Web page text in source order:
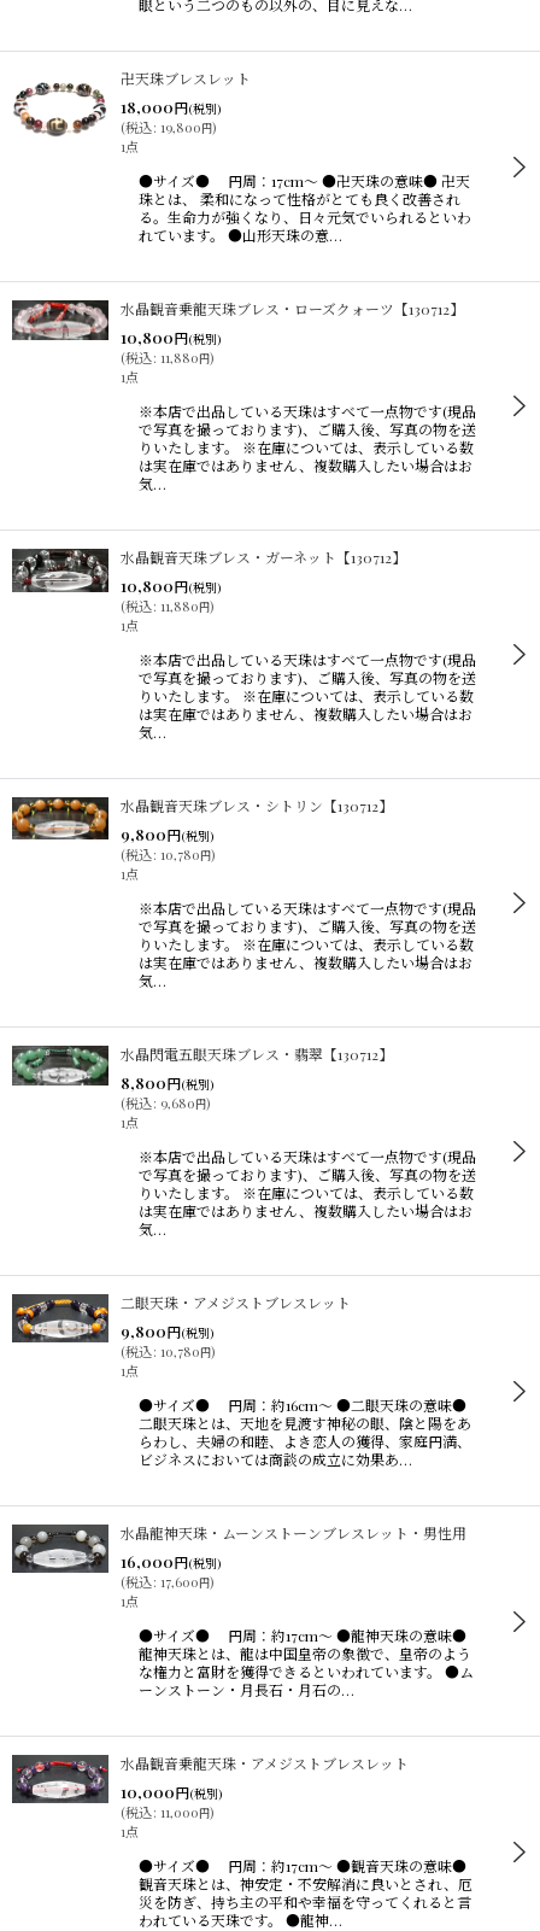
眼という二つのもの以外の、目に見えな…
卍天珠ブレスレット
18,000円(税別)
(税込: 19,800円)
1点
●サイズ● 円周：17cm〜 ●卍天珠の意味● 卍天
珠とは、 柔和になって性格がとても良く改善され
る。生命力が強くなり、日々元気でいられるといわ
れています。 ●山形天珠の意…
水晶観音乗龍天珠ブレス・ローズクォーツ【130712】
10,800円(税別)
(税込: 11,880円)
1点
※本店で出品している天珠はすべて一点物です(現品
で写真を撮っております)、ご購入後、写真の物を送
りいたします。 ※在庫については、表示している数
は実在庫ではありません、複数購入したい場合はお
気…
水晶観音天珠ブレス・ガーネット【130712】
10,800円(税別)
(税込: 11,880円)
1点
※本店で出品している天珠はすべて一点物です(現品
で写真を撮っております)、ご購入後、写真の物を送
りいたします。 ※在庫については、表示している数
は実在庫ではありません、複数購入したい場合はお
気…
水晶観音天珠ブレス・シトリン【130712】
9,800円(税別)
(税込: 10,780円)
1点
※本店で出品している天珠はすべて一点物です(現品
で写真を撮っております)、ご購入後、写真の物を送
りいたします。 ※在庫については、表示している数
は実在庫ではありません、複数購入したい場合はお
気…
水晶閃電五眼天珠ブレス・翡翠【130712】
8,800円(税別)
(税込: 9,680円)
1点
※本店で出品している天珠はすべて一点物です(現品
で写真を撮っております)、ご購入後、写真の物を送
りいたします。 ※在庫については、表示している数
は実在庫ではありません、複数購入したい場合はお
気…
二眼天珠・アメジストブレスレット
9,800円(税別)
(税込: 10,780円)
1点
●サイズ● 円周：約16cm〜 ●二眼天珠の意味●
二眼天珠とは、天地を見渡す神秘の眼、陰と陽をあ
らわし、夫婦の和睦、よき恋人の獲得、家庭円満、
ビジネスにおいては商談の成立に効果あ…
水晶龍神天珠・ムーンストーンブレスレット・男性用
16,000円(税別)
(税込: 17,600円)
1点
●サイズ● 円周：約17cm〜 ●龍神天珠の意味●
龍神天珠とは、龍は中国皇帝の象徴で、皇帝のよう
な権力と富財を獲得できるといわれています。 ●ム
ーンストーン・月長石・月石の…
水晶観音乗龍天珠・アメジストブレスレット
10,000円(税別)
(税込: 11,000円)
1点
●サイズ● 円周：約17cm〜 ●観音天珠の意味●
観音天珠とは、神安定・不安解消に良いとされ、厄
災を防ぎ、持ち主の平和や幸福を守ってくれると言
われている天珠です。 ●龍神…